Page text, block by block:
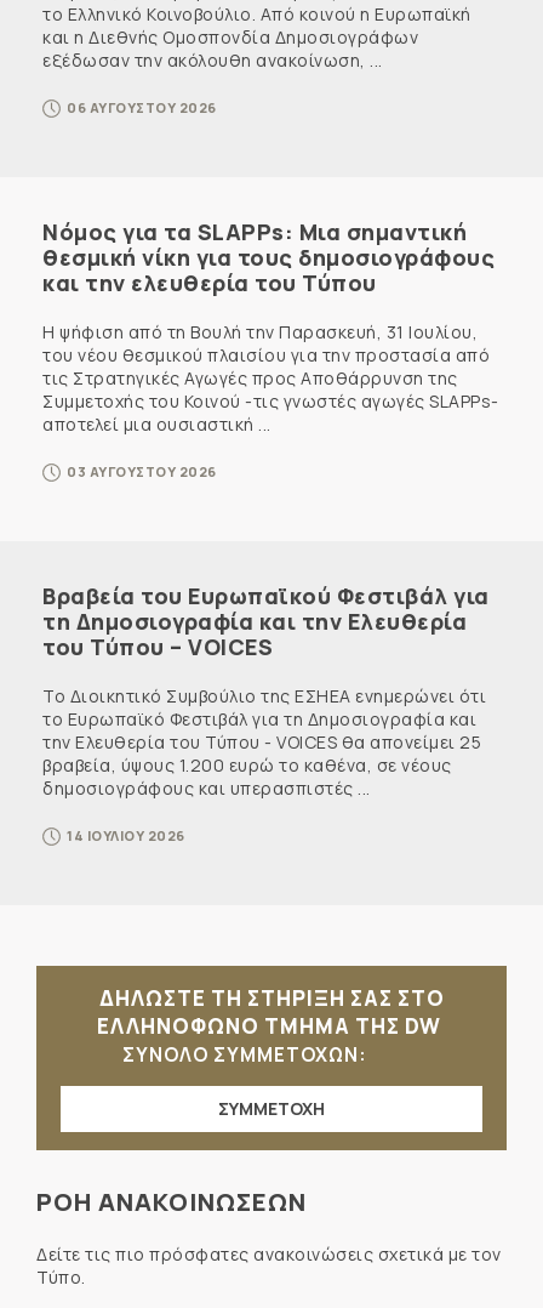
το Ελληνικό Κοινοβούλιο. Από κοινού η Ευρωπαϊκή
και η Διεθνής Ομοσπονδία Δημοσιογράφων
εξέδωσαν την ακόλουθη ανακοίνωση, ...
06 ΑΥΓΟΥΣΤΟΥ 2026
Νόμος για τα SLAPPs: Μια σημαντική
θεσμική νίκη για τους δημοσιογράφους
και την ελευθερία του Τύπου
Η ψήφιση από τη Βουλή την Παρασκευή, 31 Ιουλίου,
του νέου θεσμικού πλαισίου για την προστασία από
τις Στρατηγικές Αγωγές προς Αποθάρρυνση της
Συμμετοχής του Κοινού -τις γνωστές αγωγές SLAPPs-
αποτελεί μια ουσιαστική ...
03 ΑΥΓΟΥΣΤΟΥ 2026
Βραβεία του Ευρωπαϊκού Φεστιβάλ για
τη Δημοσιογραφία και την Ελευθερία
του Τύπου – VOICES
Το Διοικητικό Συμβούλιο της ΕΣΗΕΑ ενημερώνει ότι
το Ευρωπαϊκό Φεστιβάλ για τη Δημοσιογραφία και
την Ελευθερία του Τύπου - VOICES θα απονείμει 25
βραβεία, ύψους 1.200 ευρώ το καθένα, σε νέους
δημοσιογράφους και υπερασπιστές ...
14 ΙΟΥΛΙΟΥ 2026
ΔΗΛΩΣΤΕ ΤΗ ΣΤΗΡΙΞΗ ΣΑΣ ΣΤΟ
ΕΛΛΗΝΟΦΩΝΟ ΤΜΗΜΑ ΤΗΣ DW
ΣΥΝΟΛΟ ΣΥΜΜΕΤΟΧΩΝ:
ΣΥΜΜΕΤΟΧΗ
ΡΟΗ ΑΝΑΚΟΙΝΩΣΕΩΝ
Δείτε τις πιο πρόσφατες ανακοινώσεις σχετικά με τον
Τύπο.